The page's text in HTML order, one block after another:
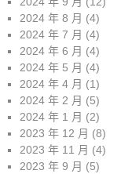
2024 年 8 月 (4)
2024 年 7 月 (4)
2024 年 6 月 (4)
2024 年 5 月 (4)
2024 年 4 月 (1)
2024 年 2 月 (5)
2024 年 1 月 (2)
2023 年 12 月 (8)
2023 年 11 月 (4)
2023 年 9 月 (5)